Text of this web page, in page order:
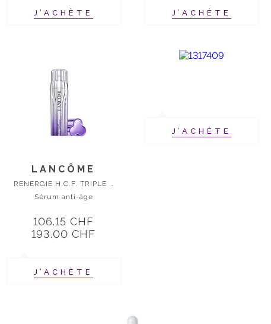
J’ACHÈTE J’ACHÈTE
LANCÔME
RENERGIE H.C.F. TRIPLE SERUM
Sérum anti-âge
106.15 CHF
193.00 CHF
J’ACHÈTE
J’ACHÈTE